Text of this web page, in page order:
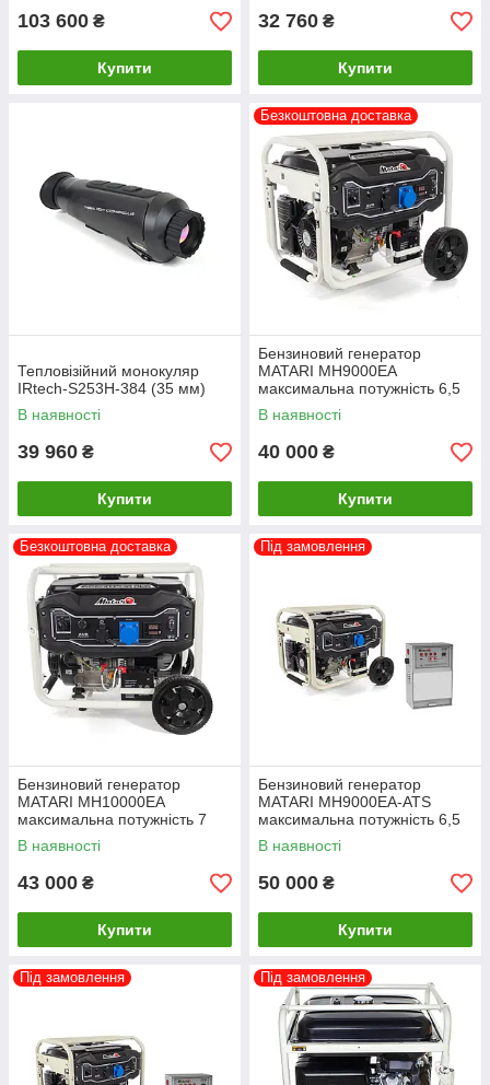
103 600 ₴
Купити
32 760 ₴
Купити
Тепловізійний монокуляр
IRtech-S253H-384 (35 мм)
В наявності
39 960 ₴
Купити
Безкоштовна доставка
Бензиновий генератор
MATARI MH9000EA
максимальна потужність 6,5
кВт
В наявності
40 000 ₴
Купити
Безкоштовна доставка
Бензиновий генератор
MATARI MH10000EA
максимальна потужність 7
кВт
В наявності
43 000 ₴
Купити
Під замовлення
Бензиновий генератор
MATARI MH9000EA-ATS
максимальна потужність 6,5
кВт
В наявності
50 000 ₴
Купити
Під замовлення Під замовлення